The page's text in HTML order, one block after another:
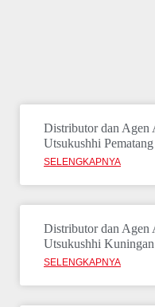
Distributor dan Agen
Utsukushhi
SELENGKAPNYA
Distributor dan Agen
Utsukushhi Kuningan
SELENGKAPNYA